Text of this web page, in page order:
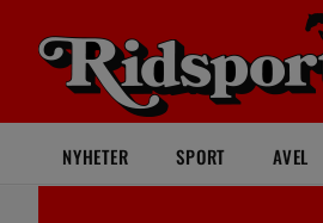
NYHETER SPORT AVEL